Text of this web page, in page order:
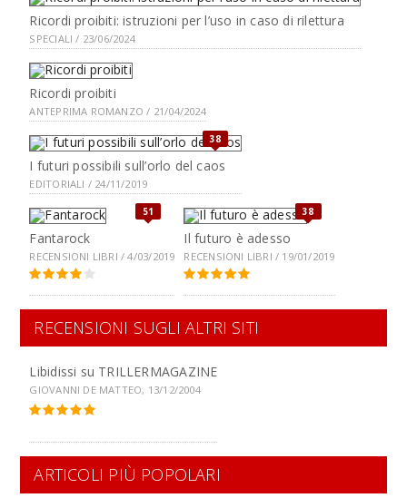
Ricordi proibiti: istruzioni per l’uso in caso di rilettura
SPECIALI / 23/06/2024
Ricordi proibiti
ANTEPRIMA ROMANZO / 21/04/2024
38
I futuri possibili sull’orlo del caos
EDITORIALI / 24/11/2019
51
Fantarock
RECENSIONI LIBRI / 4/03/2019
38
Il futuro è adesso
RECENSIONI LIBRI / 19/01/2019
RECENSIONI SUGLI ALTRI SITI
Libidissi su TRILLERMAGAZINE
GIOVANNI DE MATTEO, 13/12/2004
ARTICOLI PIÙ POPOLARI